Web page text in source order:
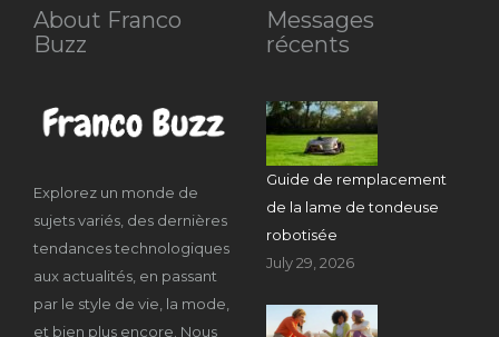
About Franco
Buzz
Explorez un monde de
sujets variés, des dernières
tendances technologiques
aux actualités, en passant
par le style de vie, la mode,
et bien plus encore. Nous
Messages
récents
Guide de remplacement
de la lame de tondeuse
robotisée
July 29, 2026